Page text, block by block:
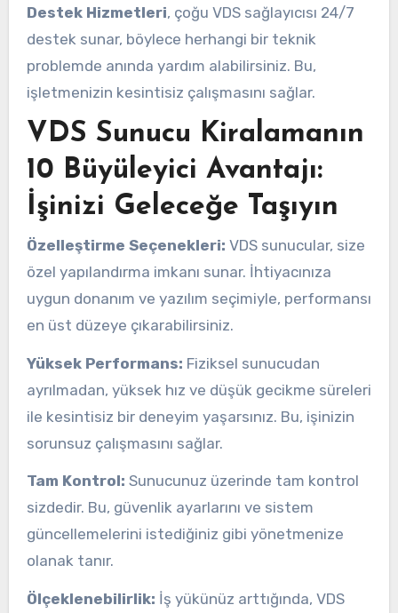
Destek Hizmetleri, çoğu VDS sağlayıcısı 24/7
destek sunar, böylece herhangi bir teknik
problemde anında yardım alabilirsiniz. Bu,
işletmenizin kesintisiz çalışmasını sağlar.
VDS Sunucu Kiralamanın
10 Büyüleyici Avantajı:
İşinizi Geleceğe Taşıyın
Özelleştirme Seçenekleri: VDS sunucular, size
özel yapılandırma imkanı sunar. İhtiyacınıza
uygun donanım ve yazılım seçimiyle, performansı
en üst düzeye çıkarabilirsiniz.
Yüksek Performans: Fiziksel sunucudan
ayrılmadan, yüksek hız ve düşük gecikme süreleri
ile kesintisiz bir deneyim yaşarsınız. Bu, işinizin
sorunsuz çalışmasını sağlar.
Tam Kontrol: Sunucunuz üzerinde tam kontrol
sizdedir. Bu, güvenlik ayarlarını ve sistem
güncellemelerini istediğiniz gibi yönetmenize
olanak tanır.
Ölçeklenebilirlik: İş yükünüz arttığında, VDS